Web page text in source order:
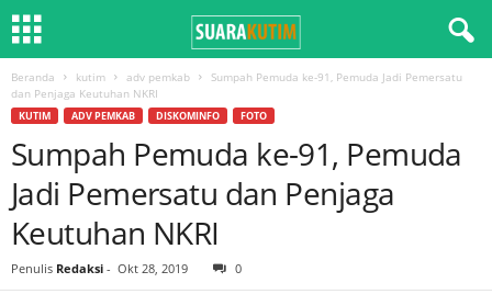
Beranda kutim adv pemkab
Sumpah Pemuda ke-91, Pemuda Jadi Pemersatu
dan Penjaga Keutuhan NKRI
KUTIM ADV PEMKAB DISKOMINFO FOTO
Sumpah Pemuda ke-91, Pemuda
Jadi Pemersatu dan Penjaga
Keutuhan NKRI
Penulis Redaksi - Okt 28, 2019 0